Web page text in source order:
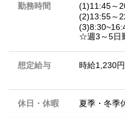
勤務時間
(1)11:45～
(2)13:55～
☆週3～5日
想定給与 時給1,230
休日・休暇 夏季・冬季